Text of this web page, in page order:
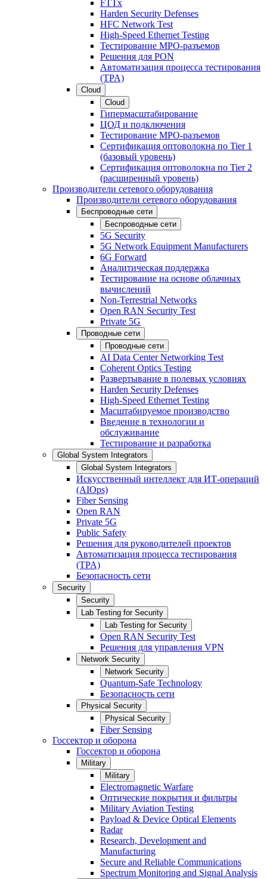
FTTx
Harden Security Defenses
HFC Network Test
High-Speed Ethernet Testing
Тестирование МРО-разъемов
Решения для PON
Автоматизация процесса тестирования
(TPA)
Cloud
Cloud
Гипермасштабирование
ЦОД и подключения
Тестирование МРО-разъемов
Сертификация оптоволокна по Tier 1
(базовый уровень)
Сертификация оптоволокна по Tier 2
(расширенный уровень)
Производители сетевого оборудования
Производители сетевого оборудования
Беспроводные сети
Беспроводные сети
5G Security
5G Network Equipment Manufacturers
6G Forward
Аналитическая поддержка
Тестирование на основе облачных
вычислений
Non-Terrestrial Networks
Open RAN Security Test
Private 5G
Проводные сети
Проводные сети
AI Data Center Networking Test
Coherent Optics Testing
Развертывание в полевых условиях
Harden Security Defenses
High-Speed Ethernet Testing
Масштабируемое производство
Введение в технологии и
обслуживание
Тестирование и разработка
Global System Integrators
Global System Integrators
Искусственный интеллект для ИТ-операций
(AIOps)
Fiber Sensing
Open RAN
Private 5G
Public Safety
Решения для руководителей проектов
Автоматизация процесса тестирования
(TPA)
Безопасность сети
Security
Security
Lab Testing for Security
Lab Testing for Security
Open RAN Security Test
Решения для управления VPN
Network Security
Network Security
Quantum-Safe Technology
Безопасность сети
Physical Security
Physical Security
Fiber Sensing
Госсектор и оборона
Госсектор и оборона
Military
Military
Electromagnetic Warfare
Оптические покрытия и фильтры
Military Aviation Testing
Payload & Device Optical Elements
Radar
Research, Development and
Manufacturing
Secure and Reliable Communications
Spectrum Monitoring and Signal Analysis